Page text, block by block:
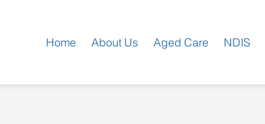
Home About Us Aged Care NDIS